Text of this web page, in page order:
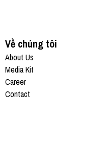
Về chúng tôi
About Us
Media Kit
Career
Contact